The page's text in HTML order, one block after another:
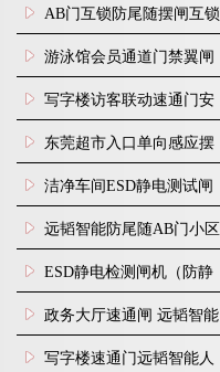
尘车间防静电闸机
AB门互锁防尾随摆闸互锁
闸机
游泳馆会员通道门禁翼闸
写字楼访客联动速通门安
装
东莞超市入口单向感应摆
闸安装
洁净车间ESD静电测试闸
机
远韬智能防尾随AB门小区
门禁闸机安装
​ESD静电检测闸机（防静
电门禁通道系统）
政务大厅速通闸 远韬智能
防尾随静音速通门
写字楼速通门远韬智能人